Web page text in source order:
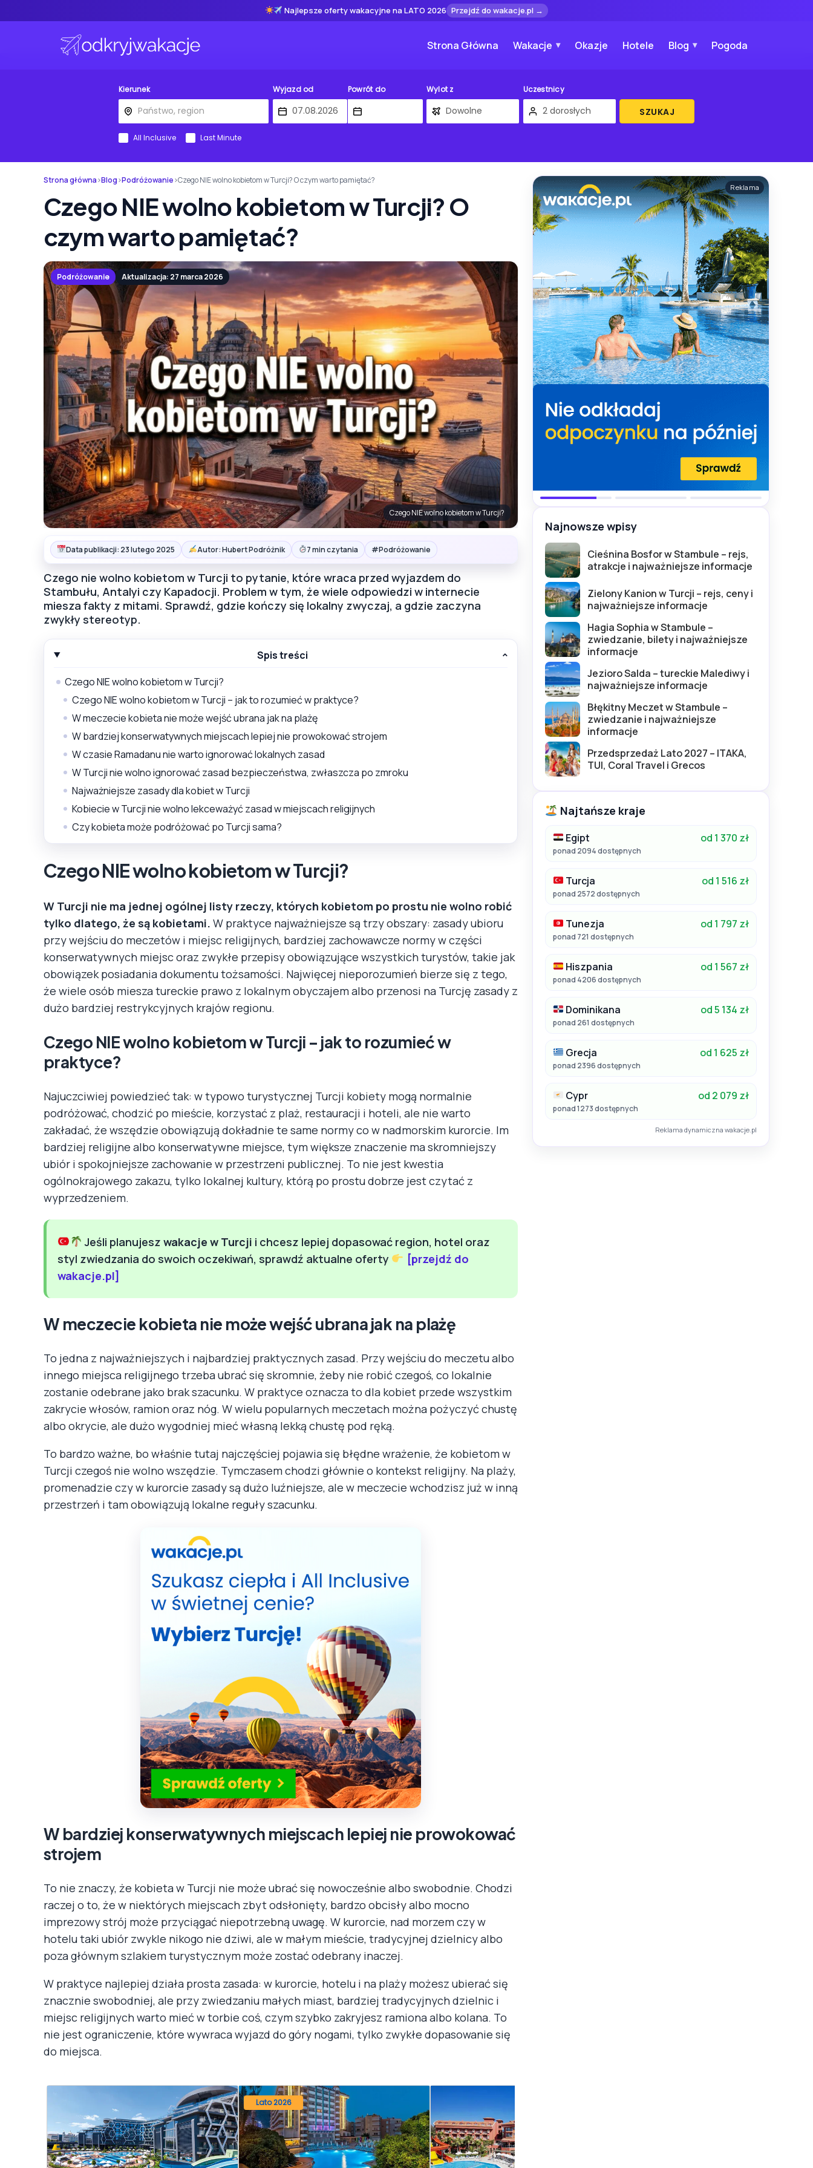
Najlepsze oferty wakacyjne na LATO 2026 Przejdź do wakacje.pl →
Strona Główna Wakacje Okazje Hotele Blog Pogoda
Kierunek Wyjazd od Powrót do Wylot z Uczestnicy
SZUKAJ
All Inclusive Last Minute
Strona główna›Blog›Podróżowanie›Czego NIE wolno kobietom w Turcji? O czym warto pamiętać?
Czego NIE wolno kobietom w Turcji? O
czym warto pamiętać?
Podróżowanie Aktualizacja: 27 marca 2026
Czego NIE wolno kobietom w Turcji?
Data publikacji: 23 lutego 2025 Autor: Hubert Podróżnik 7 min czytania #Podróżowanie
Czego nie wolno kobietom w Turcji to pytanie, które wraca przed wyjazdem do
Stambułu, Antalyi czy Kapadocji. Problem w tym, że wiele odpowiedzi w internecie
miesza fakty z mitami. Sprawdź, gdzie kończy się lokalny zwyczaj, a gdzie zaczyna
zwykły stereotyp.
Spis treści
Czego NIE wolno kobietom w Turcji?
Czego NIE wolno kobietom w Turcji – jak to rozumieć w praktyce?
W meczecie kobieta nie może wejść ubrana jak na plażę
W bardziej konserwatywnych miejscach lepiej nie prowokować strojem
W czasie Ramadanu nie warto ignorować lokalnych zasad
W Turcji nie wolno ignorować zasad bezpieczeństwa, zwłaszcza po zmroku
Najważniejsze zasady dla kobiet w Turcji
Kobiecie w Turcji nie wolno lekceważyć zasad w miejscach religijnych
Czy kobieta może podróżować po Turcji sama?
Czego NIE wolno kobietom w Turcji?
W Turcji nie ma jednej ogólnej listy rzeczy, których kobietom po prostu nie wolno robić
tylko dlatego, że są kobietami. W praktyce najważniejsze są trzy obszary: zasady ubioru
przy wejściu do meczetów i miejsc religijnych, bardziej zachowawcze normy w części
konserwatywnych miejsc oraz zwykłe przepisy obowiązujące wszystkich turystów, takie jak
obowiązek posiadania dokumentu tożsamości. Najwięcej nieporozumień bierze się z tego,
że wiele osób miesza tureckie prawo z lokalnym obyczajem albo przenosi na Turcję zasady z
dużo bardziej restrykcyjnych krajów regionu.
Czego NIE wolno kobietom w Turcji – jak to rozumieć w
praktyce?
Najuczciwiej powiedzieć tak: w typowo turystycznej Turcji kobiety mogą normalnie
podróżować, chodzić po mieście, korzystać z plaż, restauracji i hoteli, ale nie warto
zakładać, że wszędzie obowiązują dokładnie te same normy co w nadmorskim kurorcie. Im
bardziej religijne albo konserwatywne miejsce, tym większe znaczenie ma skromniejszy
ubiór i spokojniejsze zachowanie w przestrzeni publicznej. To nie jest kwestia
ogólnokrajowego zakazu, tylko lokalnej kultury, którą po prostu dobrze jest czytać z
wyprzedzeniem.
Jeśli planujesz wakacje w Turcji i chcesz lepiej dopasować region, hotel oraz
styl zwiedzania do swoich oczekiwań, sprawdź aktualne oferty
[przejdź do
wakacje.pl]
W meczecie kobieta nie może wejść ubrana jak na plażę
To jedna z najważniejszych i najbardziej praktycznych zasad. Przy wejściu do meczetu albo
innego miejsca religijnego trzeba ubrać się skromnie, żeby nie robić czegoś, co lokalnie
zostanie odebrane jako brak szacunku. W praktyce oznacza to dla kobiet przede wszystkim
zakrycie włosów, ramion oraz nóg. W wielu popularnych meczetach można pożyczyć chustę
albo okrycie, ale dużo wygodniej mieć własną lekką chustę pod ręką.
To bardzo ważne, bo właśnie tutaj najczęściej pojawia się błędne wrażenie, że kobietom w
Turcji czegoś nie wolno wszędzie. Tymczasem chodzi głównie o kontekst religijny. Na plaży,
promenadzie czy w kurorcie zasady są dużo luźniejsze, ale w meczecie wchodzisz już w inną
przestrzeń i tam obowiązują lokalne reguły szacunku.
W bardziej konserwatywnych miejscach lepiej nie prowokować
strojem
To nie znaczy, że kobieta w Turcji nie może ubrać się nowocześnie albo swobodnie. Chodzi
raczej o to, że w niektórych miejscach zbyt odsłonięty, bardzo obcisły albo mocno
imprezowy strój może przyciągać niepotrzebną uwagę. W kurorcie, nad morzem czy w
hotelu taki ubiór zwykle nikogo nie dziwi, ale w małym mieście, tradycyjnej dzielnicy albo
poza głównym szlakiem turystycznym może zostać odebrany inaczej.
W praktyce najlepiej działa prosta zasada: w kurorcie, hotelu i na plaży możesz ubierać się
znacznie swobodniej, ale przy zwiedzaniu małych miast, bardziej tradycyjnych dzielnic i
miejsc religijnych warto mieć w torbie coś, czym szybko zakryjesz ramiona albo kolana. To
nie jest ograniczenie, które wywraca wyjazd do góry nogami, tylko zwykłe dopasowanie się
do miejsca.
Lato 2026
Reklama
Najnowsze wpisy
Cieśnina Bosfor w Stambule – rejs,
atrakcje i najważniejsze informacje
Zielony Kanion w Turcji – rejs, ceny i
najważniejsze informacje
Hagia Sophia w Stambule –
zwiedzanie, bilety i najważniejsze
informacje
Jezioro Salda – tureckie Malediwy i
najważniejsze informacje
Błękitny Meczet w Stambule –
zwiedzanie i najważniejsze
informacje
Przedsprzedaż Lato 2027 – ITAKA,
TUI, Coral Travel i Grecos
Najtańsze kraje
Egipt od 1 370 zł
ponad 2094 dostępnych
Turcja od 1 516 zł
ponad 2572 dostępnych
Tunezja od 1 797 zł
ponad 721 dostępnych
Hiszpania od 1 567 zł
ponad 4206 dostępnych
Dominikana od 5 134 zł
ponad 261 dostępnych
Grecja od 1 625 zł
ponad 2396 dostępnych
Cypr od 2 079 zł
ponad 1273 dostępnych
Reklama dynamiczna wakacje.pl